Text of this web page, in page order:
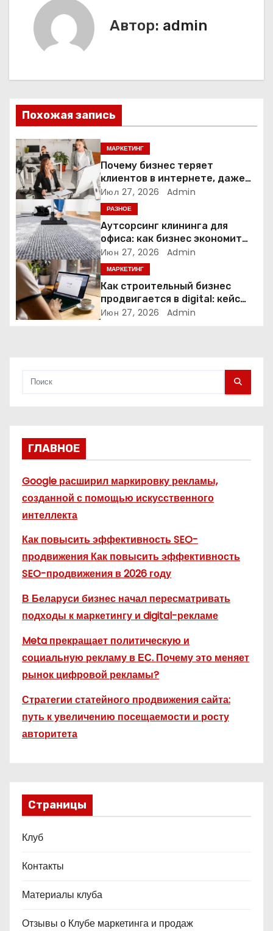
я
п
о
з
а
п
и
с
я
Автор: admin
Похожая запись
МАРКЕТИНГ
Почему бизнес теряет
клиентов в интернете, даже
если у него есть сайт
Июл 27, 2026 Admin
РАЗНОЕ
Аутсорсинг клининга для
офиса: как бизнес экономит
время и деньги на уборке
Июн 27, 2026 Admin
МАРКЕТИНГ
Как строительный бизнес
продвигается в digital: кейс
нишевых услуг
Июн 27, 2026 Admin
ГЛАВНОЕ
Google расширил маркировку рекламы,
созданной с помощью искусственного
интеллекта
Как повысить эффективность SEO-
продвижения Как повысить эффективность
SEO-продвижения в 2026 году
В Беларуси бизнес начал пересматривать
подходы к маркетингу и digital-рекламе
Meta прекращает политическую и
социальную рекламу в ЕС. Почему это меняет
рынок цифровой рекламы?
Стратегии статейного продвижения сайта:
путь к увеличению посещаемости и росту
авторитета
Страницы
Клуб
Контакты
Материалы клуба
Отзывы о Клубе маркетинга и продаж